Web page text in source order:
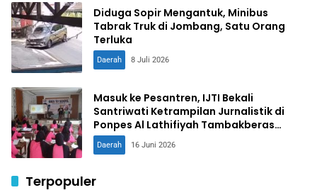
Diduga Sopir Mengantuk, Minibus
Tabrak Truk di Jombang, Satu Orang
Terluka
Daerah 8 Juli 2026
Masuk ke Pesantren, IJTI Bekali
Santriwati Ketrampilan Jurnalistik di
Ponpes Al Lathifiyah Tambakberas
Jombang
Daerah 16 Juni 2026
Terpopuler